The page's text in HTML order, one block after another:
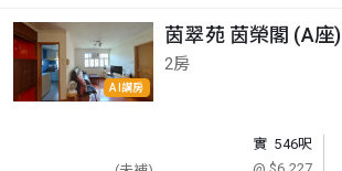
AI講房
茵翠苑 茵榮閣 (A座)
2房
實 546呎